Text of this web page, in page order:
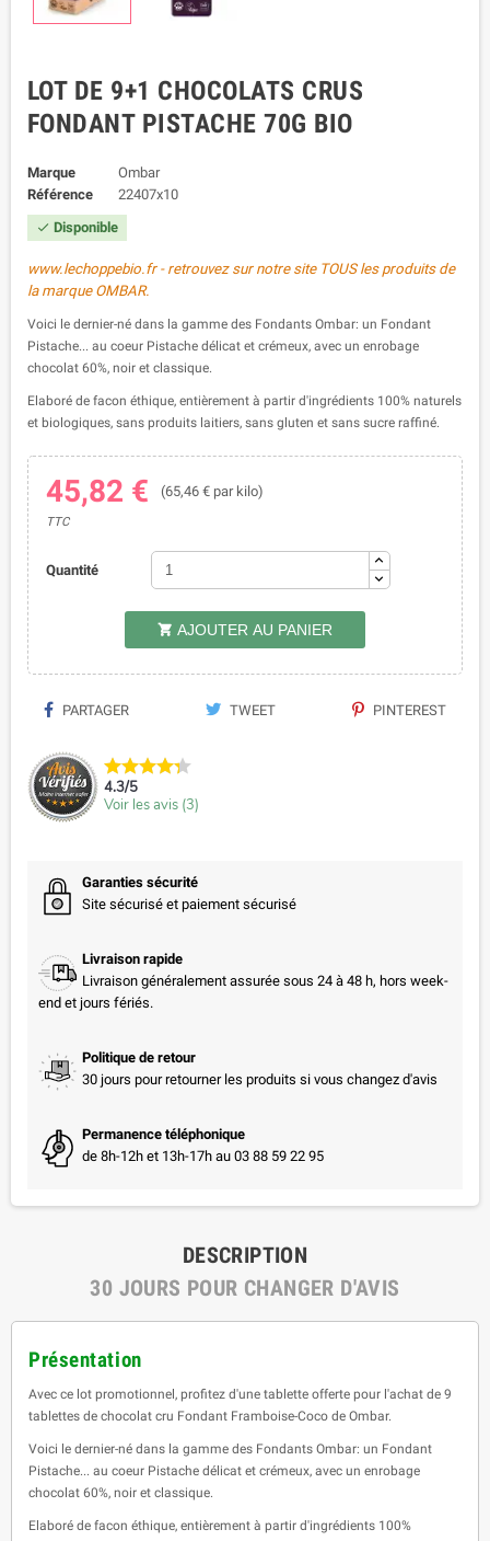
LOT DE 9+1 CHOCOLATS CRUS
FONDANT PISTACHE 70G BIO
Marque
Ombar
Référence
22407x10
 Disponible
www.lechoppebio.fr - retrouvez sur notre site TOUS les produits de
la marque OMBAR.
Voici le dernier-né dans la gamme des Fondants Ombar: un Fondant
Pistache... au coeur Pistache délicat et crémeux, avec un enrobage
chocolat 60%, noir et classique.
Elaboré de facon éthique, entièrement à partir d'ingrédients 100% naturels
et biologiques, sans produits laitiers, sans gluten et sans sucre raffiné.
45,82 € (65,46 € par kilo)
TTC
Quantité
 AJOUTER AU PANIER
PARTAGER TWEET PINTEREST
4.3/5
Voir les avis (3)
Garanties sécurité
Site sécurisé et paiement sécurisé
Livraison rapide
Livraison généralement assurée sous 24 à 48 h, hors week-
end et jours fériés.
Politique de retour
30 jours pour retourner les produits si vous changez d'avis
Permanence téléphonique
de 8h-12h et 13h-17h au 03 88 59 22 95
DESCRIPTION
30 JOURS POUR CHANGER D'AVIS
Présentation
Avec ce lot promotionnel, profitez d'une tablette offerte pour l'achat de 9
tablettes de chocolat cru Fondant Framboise-Coco de Ombar.
Voici le dernier-né dans la gamme des Fondants Ombar: un Fondant
Pistache... au coeur Pistache délicat et crémeux, avec un enrobage
chocolat 60%, noir et classique.
Elaboré de facon éthique, entièrement à partir d'ingrédients 100%